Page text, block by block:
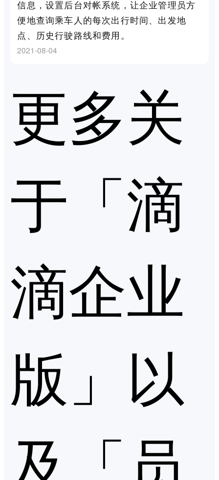
信息，设置后台对帐系统，让企业管理员方
便地查询乘车人的每次出行时间、出发地
点、历史行驶路线和费用。
2021-08-04
更多关
于「滴
滴企业
版」以
及「员